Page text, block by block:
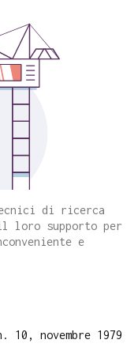
di ricerca
loro supporto per
e
10, novembre 1979